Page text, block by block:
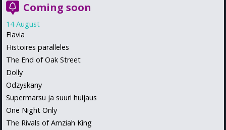
Coming soon
14 August
Flavia
Histoires paralleles
The End of Oak Street
Dolly
Odzyskany
Supermarsu ja suuri huijaus
One Night Only
The Rivals of Amziah King